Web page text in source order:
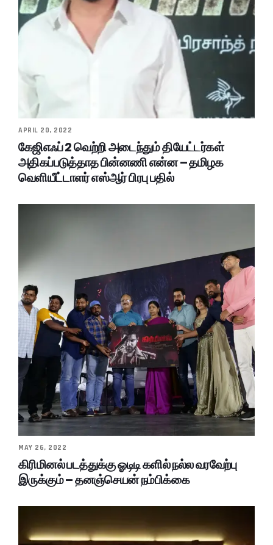
APRIL 20, 2022
கேஜிஎஃப் 2 வெற்றி அடைந்தும் தியேட்டர்கள்
அதிகப்படுத்தாத பின்னணி என்ன – தமிழக
வெளியீட்டாளர் எஸ்ஆர் பிரபு பதில்
MAY 26, 2022
கிரிமினல் படத்துக்கு ஓடிடி களில் நல்ல வரவேற்பு
இருக்கும் – தனஞ்செயன் நம்பிக்கை